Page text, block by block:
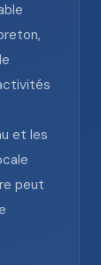
et les
peut